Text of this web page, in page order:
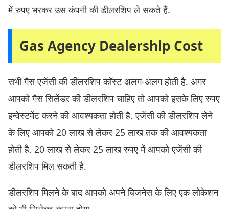
में रुपए भरकर उस कंपनी की डीलरशिप ले सकते हैं.
Gas Agency Dealership Cost
सभी गैस एजेंसी की डीलरशिप कॉस्ट अलग-अलग होती है. अगर
आपको गैस सिलेंडर की डीलरशिप चाहिए तो आपको इसके लिए रुपए
इन्वेस्टमेंट करने की आवश्यकता होती है. एजेंसी की डीलरशिप लेने
के लिए आपको 20 लाख से लेकर 25 लाख तक की आवश्यकता
होती है. 20 लाख से लेकर 25 लाख रुपए में आपको एजेंसी की
डीलरशिप मिल सकती है.
डीलरशिप मिलने के बाद आपको अपने बिजनेस के लिए एक लोकेशन